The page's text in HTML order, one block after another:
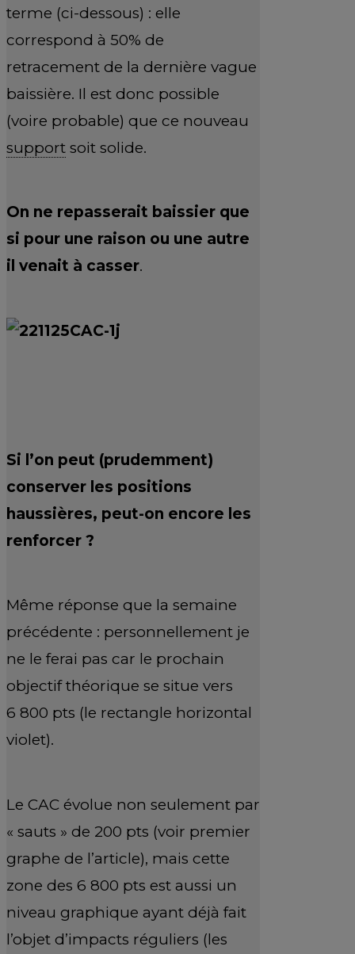
terme (ci-dessous) : elle
correspond à 50% de
retracement de la dernière vague
baissière. Il est donc possible
(voire probable) que ce nouveau
support soit solide.
On ne repasserait baissier que
si pour une raison ou une autre
il venait à casser.
Si l’on peut (prudemment)
conserver les positions
haussières, peut-on encore les
renforcer ?
Même réponse que la semaine
précédente : personnellement je
ne le ferai pas car le prochain
objectif théorique se situe vers
6 800 pts (le rectangle horizontal
violet).
Le CAC évolue non seulement par
« sauts » de 200 pts (voir premier
graphe de l’article), mais cette
zone des 6 800 pts est aussi un
niveau graphique ayant déjà fait
l’objet d’impacts réguliers (les